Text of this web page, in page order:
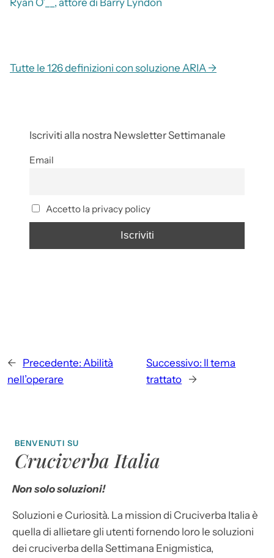
Ryan O’__, attore di Barry Lyndon
Tutte le 126 definizioni con soluzione ARIA →
Iscriviti alla nostra Newsletter Settimanale
Email
Accetto la privacy policy
← Precedente: Abilità
nell’operare
Successivo: Il tema
trattato →
BENVENUTI SU
Cruciverba Italia
Non solo soluzioni!
Soluzioni e Curiosità. La mission di Cruciverba Italia è
quella di allietare gli utenti fornendo loro le soluzioni
dei cruciverba della Settimana Enigmistica,